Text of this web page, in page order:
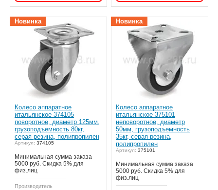
Новинка
Колесо аппаратное
итальянское 374105
поворотное, диаметр 125мм,
грузоподъемность 80кг,
серая резина, полипропилен
Артикул: 374105
Минимальная сумма заказа
5000 руб. Скидка 5% для
физ.лиц
Производитель
Новинка
Колесо аппаратное
итальянское 375101
неповоротное, диаметр
50мм, грузоподъемность
35кг, серая резина,
полипропилен
Артикул: 375101
Минимальная сумма заказа
5000 руб. Скидка 5% для
физ.лиц